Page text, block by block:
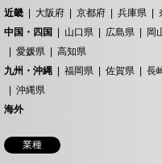
近畿
大阪府 京都府 兵庫県
中国・四国
山口県 広島県 岡
愛媛県
高知県
九州・沖縄
福岡県 佐賀県 長
沖縄県
海外
業種